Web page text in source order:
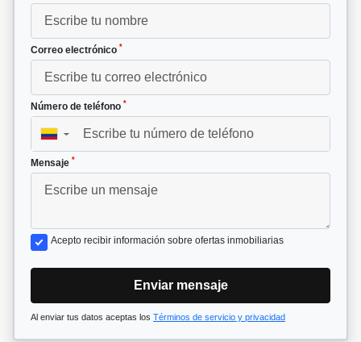
Correo electrónico *
Número de teléfono *
▼
Mensaje *
Acepto recibir información sobre ofertas inmobiliarias
Enviar mensaje
Al enviar tus datos aceptas los Términos de servicio y privacidad